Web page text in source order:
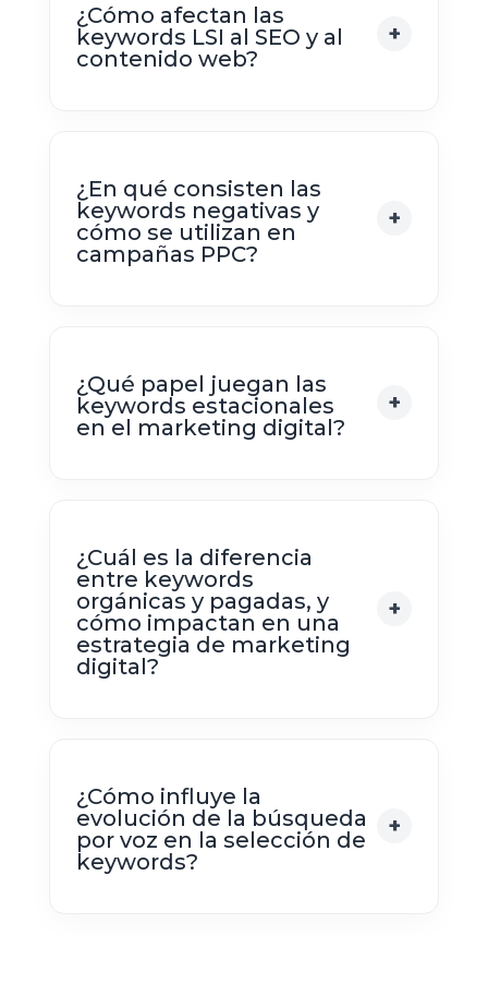
¿Cómo afectan las
keywords LSI al SEO y al
contenido web?
¿En qué consisten las
keywords negativas y
cómo se utilizan en
campañas PPC?
¿Qué papel juegan las
keywords estacionales
en el marketing digital?
¿Cuál es la diferencia
entre keywords
orgánicas y pagadas, y
cómo impactan en una
estrategia de marketing
digital?
¿Cómo influye la
evolución de la búsqueda
por voz en la selección de
keywords?